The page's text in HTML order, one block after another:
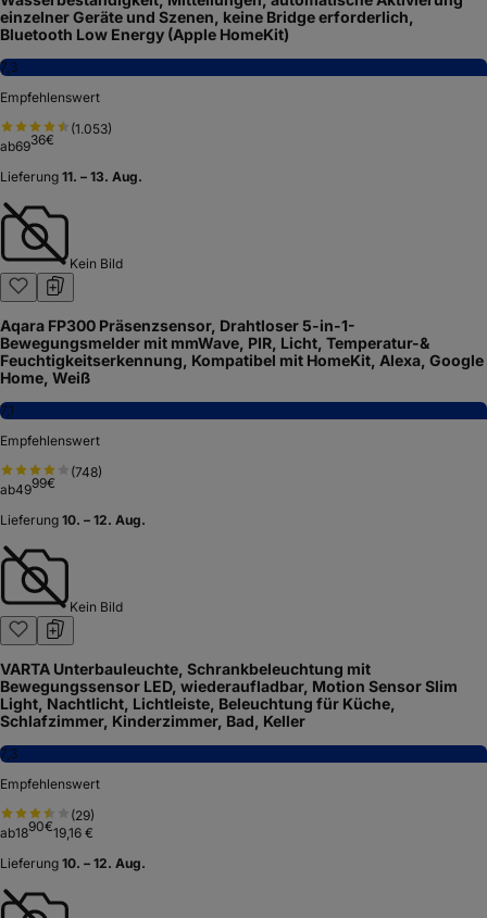
einzelner Geräte und Szenen, keine Bridge erforderlich,
Bluetooth Low Energy (Apple HomeKit)
7,3
Empfehlenswert
(1.053)
ab6936€
Lieferung 11. – 13. Aug.
Kein Bild
Aqara FP300 Präsenzsensor, Drahtloser 5-in-1-
Bewegungsmelder mit mmWave, PIR, Licht, Temperatur-&
Feuchtigkeitserkennung, Kompatibel mit HomeKit, Alexa, Google
Home, Weiß
7,1
Empfehlenswert
(748)
ab4999€
Lieferung 10. – 12. Aug.
Kein Bild
VARTA Unterbauleuchte, Schrankbeleuchtung mit
Bewegungssensor LED, wiederaufladbar, Motion Sensor Slim
Light, Nachtlicht, Lichtleiste, Beleuchtung für Küche,
Schlafzimmer, Kinderzimmer, Bad, Keller
7,3
Empfehlenswert
(29)
ab1890€19,16 €
Lieferung 10. – 12. Aug.